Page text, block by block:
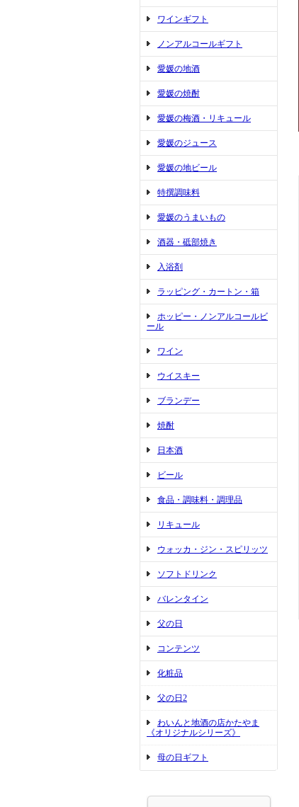
ワインギフト
ノンアルコールギフト
愛媛の地酒
愛媛の焼酎
愛媛の梅酒・リキュール
愛媛のジュース
愛媛の地ビール
特撰調味料
愛媛のうまいもの
酒器・砥部焼き
入浴剤
ラッピング・カートン・箱
ホッピー・ノンアルコールビ
ール
ワイン
ウイスキー
ブランデー
焼酎
日本酒
ビール
食品・調味料・調理品
リキュール
ウォッカ・ジン・スピリッツ
ソフトドリンク
バレンタイン
父の日
コンテンツ
化粧品
父の日2
わいんと地酒の店かたやま
《オリジナルシリーズ》
母の日ギフト